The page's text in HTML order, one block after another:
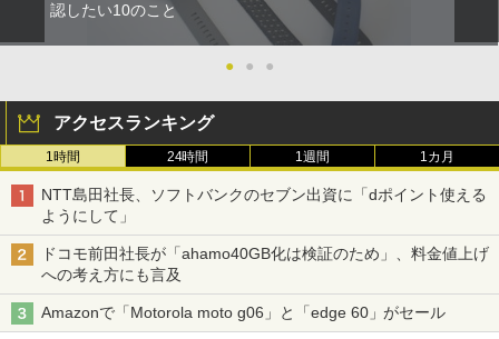
認したい10のこと
● ● ●
アクセスランキング
1時間 24時間 1週間 1カ月
NTT島田社長、ソフトバンクのセブン出資に「dポイント使える
ようにして」
ドコモ前田社長が「ahamo40GB化は検証のため」、料金値上げ
への考え方にも言及
Amazonで「Motorola moto g06」と「edge 60」がセール